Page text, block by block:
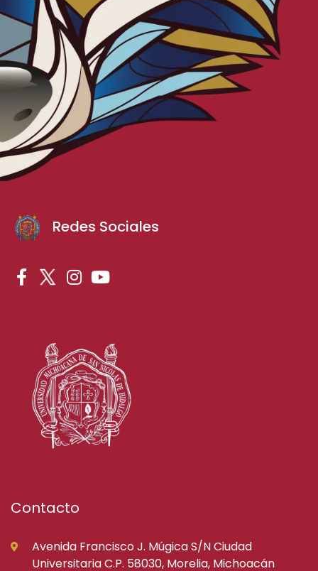
Redes Sociales
Contacto
Avenida Francisco J. Múgica S/N Ciudad
Universitaria C.P. 58030, Morelia, Michoacán